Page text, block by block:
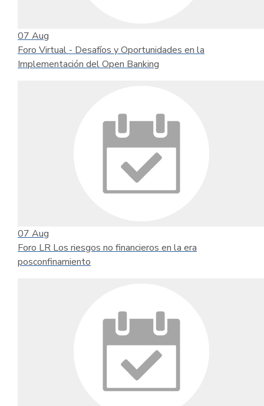
07 Aug
Foro Virtual - Desafíos y Oportunidades en la
Implementación del Open Banking
07 Aug
Foro LR Los riesgos no financieros en la era
posconfinamiento